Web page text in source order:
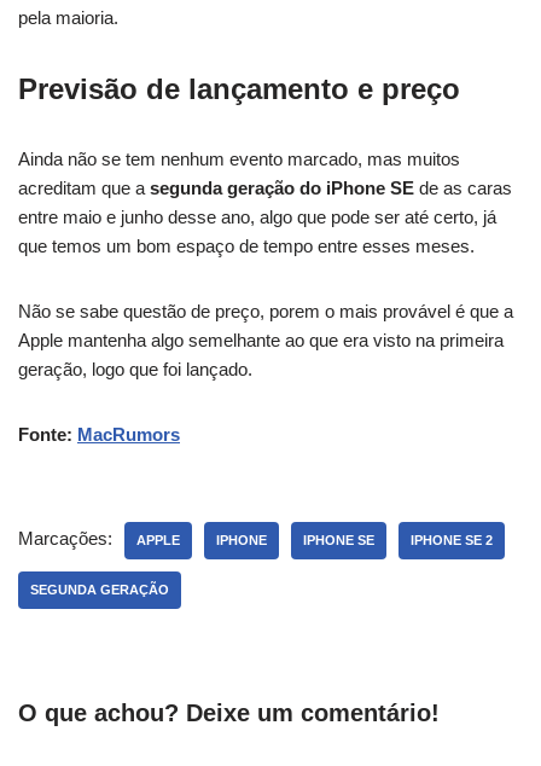
pela maioria.
Previsão de lançamento e preço
Ainda não se tem nenhum evento marcado, mas muitos
acreditam que a segunda geração do iPhone SE de as caras
entre maio e junho desse ano, algo que pode ser até certo, já
que temos um bom espaço de tempo entre esses meses.
Não se sabe questão de preço, porem o mais provável é que a
Apple mantenha algo semelhante ao que era visto na primeira
geração, logo que foi lançado.
Fonte: MacRumors
Marcações: APPLE IPHONE IPHONE SE IPHONE SE 2
SEGUNDA GERAÇÃO
O que achou? Deixe um comentário!